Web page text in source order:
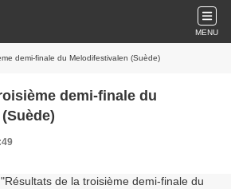
MENU
demi-finale du Melodifestivalen (Suède)
demi-finale du